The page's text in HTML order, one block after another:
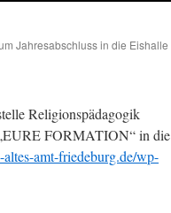
Jahresabschluss in die Eishalle
Religionspädagogik
FORMATION“ in die
amt-friedeburg.de/wp-